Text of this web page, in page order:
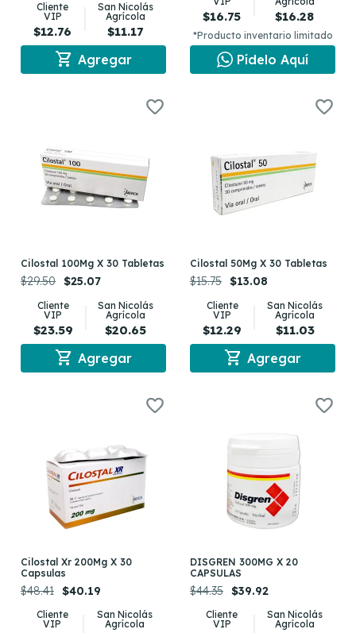
Cliente
VIP
$12.76
San Nicolás
Agrícola
$11.17
shopping_cart Agregar
$16.75 $16.28
*Producto inventario limitado
Pídelo Aquí
Cilostal 100Mg X 30 Tabletas
$29.50 $25.07
Cliente
VIP
$23.59
San Nicolás
Agrícola
$20.65
shopping_cart Agregar
Cilostal 50Mg X 30 Tabletas
$15.75 $13.08
Cliente
VIP
$12.29
San Nicolás
Agrícola
$11.03
shopping_cart Agregar
Cilostal Xr 200Mg X 30
Capsulas
$48.41 $40.19
Cliente
VIP
San Nicolás
Agrícola
DISGREN 300MG X 20
CAPSULAS
$44.35 $39.92
Cliente
VIP
San Nicolás
Agrícola